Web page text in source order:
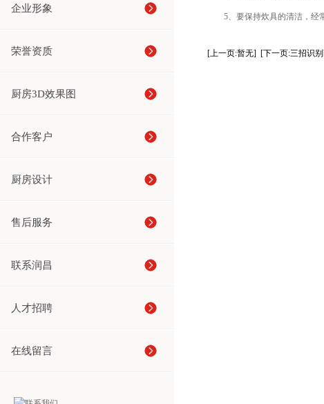
企业形象
荣誉资质
厨房3D效果图
合作客户
厨房设计
售后服务
联系润昌
人才招聘
在线留言
5、要保持炊具的清洁，经常
[上一页:暂无] [下一页:三招识